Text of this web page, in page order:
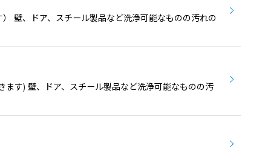
壁、ドア、スチール製品など洗浄可能なものの汚れの
す) 壁、ドア、スチール製品など洗浄可能なものの汚